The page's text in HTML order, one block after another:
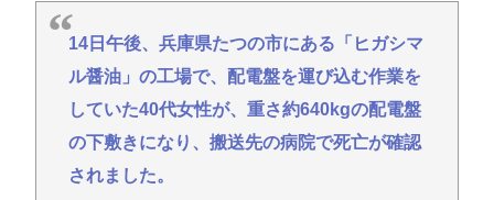
「抜くに抜けない……」自転車の青切符導入で”車道
ハミ出し”が急増中
女性インフルエンサー「20歳でアルファード一括で
買えちゃう私って素敵」→画像にアレが写ってしま
うwww
【悲報】愛知県民、夏恒例の儀式で2人死亡www
14日午後、兵庫県たつの市にある「ヒガシマ
ル醤油」の工場で、配電盤を運び込む作業を
していた40代女性が、重さ約640kgの配電盤
の下敷きになり、搬送先の病院で死亡が確認
されました。